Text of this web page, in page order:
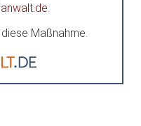
anwalt.de.
Maßnahme.